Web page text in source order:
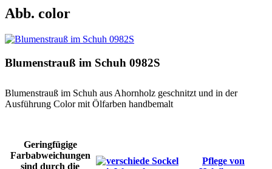
Abb. color
Blumenstrauß im Schuh 0982S
Blumenstrauß im Schuh aus Ahornholz geschnitzt und in der
Ausführung Color mit Ölfarben handbemalt
Geringfügige
Farbabweichungen
sind durch die
Pflege von